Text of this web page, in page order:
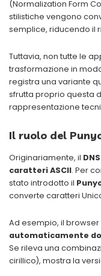
(Normalization Form
stilistiche vengono
semplice, riducendo il
Tuttavia, non tutte le
trasformazione in
registra una variante
sfrutta proprio questa
rappresentazione
Il ruolo del
Originariamente, il
caratteri ASCII. Per
stato introdotto il
converte caratteri
Ad esempio, il browser
automaticamente
Se rileva una
cirillico), mostra la